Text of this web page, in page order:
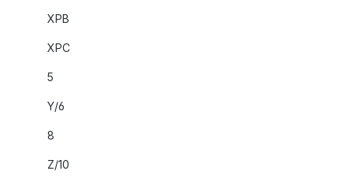
XPB
XPC
5
Y/6
8
Z/10